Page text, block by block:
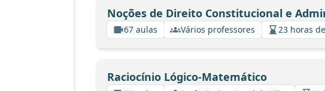
Noções de Direito Constitucional e
67 aulas Vários professores 23 horas
Raciocínio Lógico-Matemático